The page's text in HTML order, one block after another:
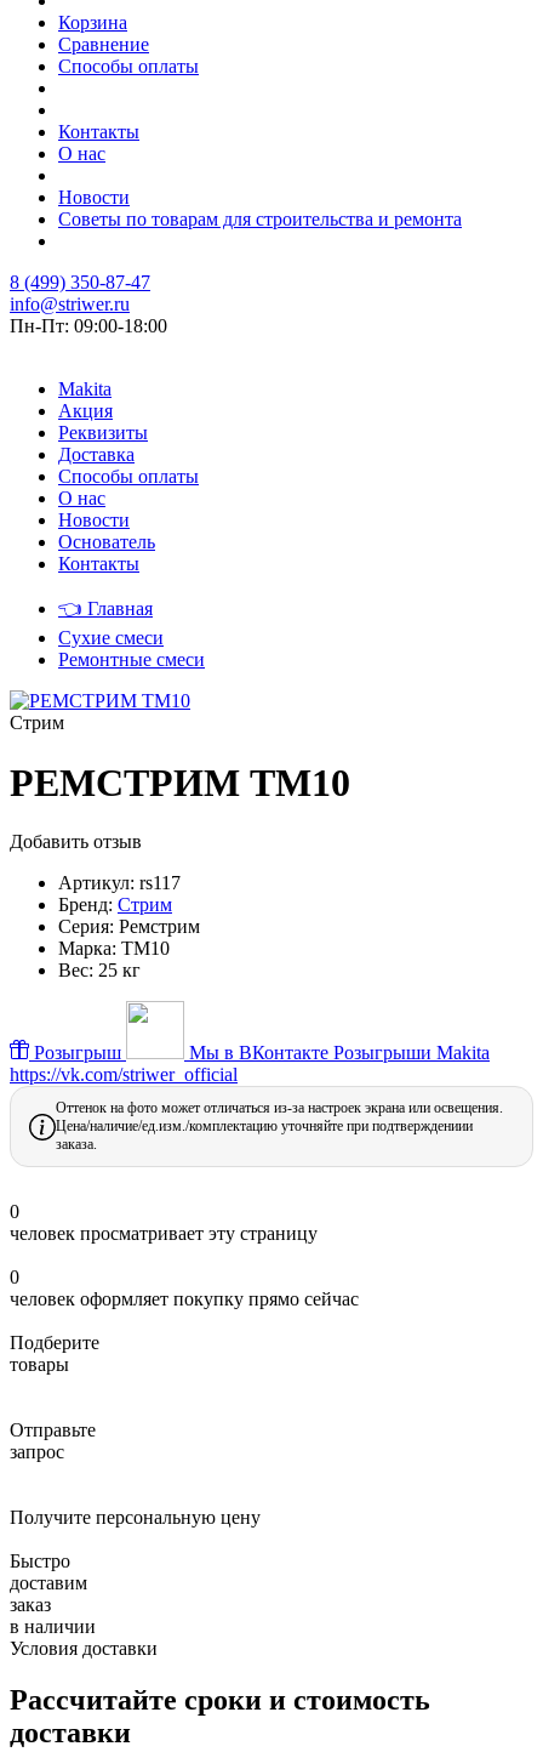
Корзина
Сравнение
Способы оплаты
Контакты
О нас
Новости
Советы по товарам для строительства и ремонта
8 (499) 350-87-47
info@striwer.ru
Пн-Пт: 09:00-18:00
Makita
Акция
Реквизиты
Доставка
Способы оплаты
О нас
Новости
Основатель
Контакты
👈 Главная
Сухие смеси
Ремонтные смеси
Стрим
РЕМСТРИМ ТМ10
Добавить отзыв
Артикул: rs117
Бренд: Стрим
Серия: Ремстрим
Марка: ТМ10
Вес: 25 кг
Розыгрыш Мы в ВКонтакте Розыгрыши Makita
https://vk.com/striwer_official
Оттенок на фото может отличаться из-за настроек экрана или освещения.
Цена/наличие/ед.изм./комплектацию уточняйте при подтверждениии
заказа.
0
человек просматривает эту страницу
0
человек оформляет покупку прямо сейчас
Подберите
товары
Отправьте
запрос
Получите персональную цену
Быстро
доставим
заказ
в наличии
Условия доставки
Рассчитайте сроки и стоимость
доставки